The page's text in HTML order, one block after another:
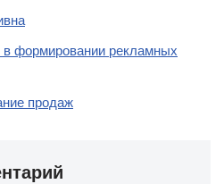
формировании рекламных
продаж